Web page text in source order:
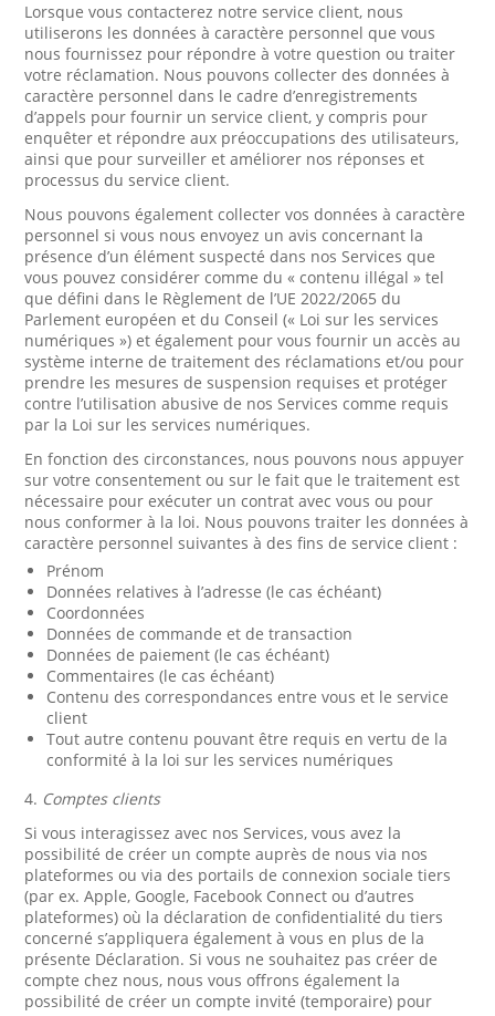
Lorsque vous contacterez notre service client, nous
utiliserons les données à caractère personnel que vous
nous fournissez pour répondre à votre question ou traiter
votre réclamation. Nous pouvons collecter des données à
caractère personnel dans le cadre d’enregistrements
d’appels pour fournir un service client, y compris pour
enquêter et répondre aux préoccupations des utilisateurs,
ainsi que pour surveiller et améliorer nos réponses et
processus du service client.
Nous pouvons également collecter vos données à caractère
personnel si vous nous envoyez un avis concernant la
présence d’un élément suspecté dans nos Services que
vous pouvez considérer comme du « contenu illégal » tel
que défini dans le Règlement de l’UE 2022/2065 du
Parlement européen et du Conseil (« Loi sur les services
numériques ») et également pour vous fournir un accès au
système interne de traitement des réclamations et/ou pour
prendre les mesures de suspension requises et protéger
contre l’utilisation abusive de nos Services comme requis
par la Loi sur les services numériques.
En fonction des circonstances, nous pouvons nous appuyer
sur votre consentement ou sur le fait que le traitement est
nécessaire pour exécuter un contrat avec vous ou pour
nous conformer à la loi. Nous pouvons traiter les données à
caractère personnel suivantes à des fins de service client :
Prénom
Données relatives à l’adresse (le cas échéant)
Coordonnées
Données de commande et de transaction
Données de paiement (le cas échéant)
Commentaires (le cas échéant)
Contenu des correspondances entre vous et le service
client
Tout autre contenu pouvant être requis en vertu de la
conformité à la loi sur les services numériques
4. Comptes clients
Si vous interagissez avec nos Services, vous avez la
possibilité de créer un compte auprès de nous via nos
plateformes ou via des portails de connexion sociale tiers
(par ex. Apple, Google, Facebook Connect ou d’autres
plateformes) où la déclaration de confidentialité du tiers
concerné s’appliquera également à vous en plus de la
présente Déclaration. Si vous ne souhaitez pas créer de
compte chez nous, nous vous offrons également la
possibilité de créer un compte invité (temporaire) pour